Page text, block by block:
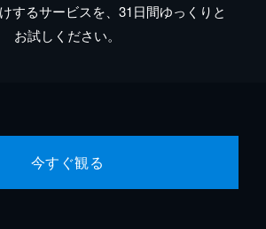
するサービスを、31日間ゆっくりと
お試しください。
今すぐ観る